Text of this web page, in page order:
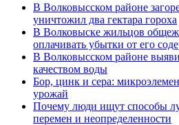
В Волковысском районе
уничтожил два гектара гороха
В Волковыске жильцов
оплачивать убытки от его
В Волковысском районе
качеством воды
Бор, цинк и сера:
урожай
Почему люди ищут способы
перемен и неопределенности